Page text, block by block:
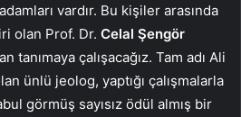
vardır. Bu kişiler arasında
olan Prof. Dr. Celal Şengör
tanımaya çalışacağız. Tam adı Ali
ünlü jeolog, yaptığı çalışmalarla
görmüş sayısız ödül almış bir